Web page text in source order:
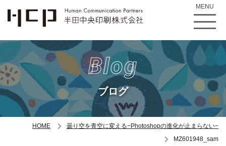
MENU
Blog
ブログ
HOME
曇り空を青空に変える−Photoshopの進化が止まらない−
MZ601948_sam